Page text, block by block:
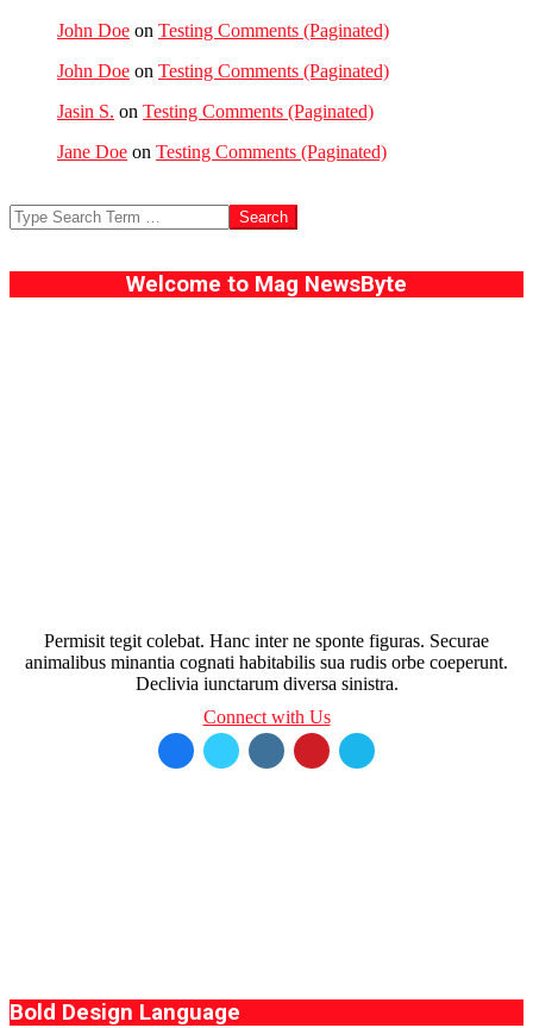
John Doe on Testing Comments (Paginated)
John Doe on Testing Comments (Paginated)
Jasin S. on Testing Comments (Paginated)
Jane Doe on Testing Comments (Paginated)
Search
Welcome to Mag NewsByte
Permisit tegit colebat. Hanc inter ne sponte figuras. Securae
animalibus minantia cognati habitabilis sua rudis orbe coeperunt.
Declivia iunctarum diversa sinistra.
Connect with Us
Bold Design Language